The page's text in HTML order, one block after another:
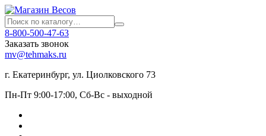
8-800-500-47-63
Заказать звонок
mv@tehmaks.ru
г. Екатеринбург, ул. Циолковского 73
Пн-Пт 9:00-17:00, Сб-Вс - выходной